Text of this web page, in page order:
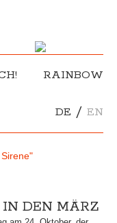
RAINBOW
DE / EN
IN DEN MÄRZ